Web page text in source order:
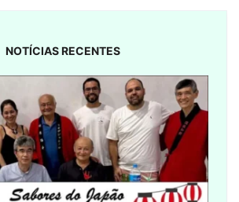
NOTÍCIAS RECENTES